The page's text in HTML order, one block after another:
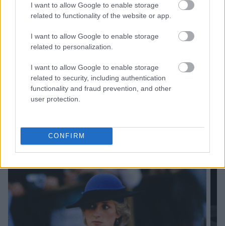
I want to allow Google to enable storage
related to functionality of the website or app.
I want to allow Google to enable storage
related to personalization.
I want to allow Google to enable storage
related to security, including authentication
functionality and fraud prevention, and other
user protection.
CONFIRM